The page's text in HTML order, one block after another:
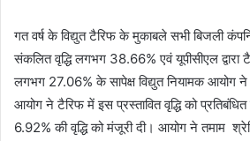
m
a
गत वर्ष के विद्युत टैरिफ के मुकाबले सभी बिजली
संकलित वृद्धि लगभग 38.66% एवं यूपीसीएल द्वारा
लगभग 27.06% के सापेक्ष विद्युत नियामक आयोग ने
आयोग ने टैरिफ में इस प्रस्तावित वृद्धि को
6.92% की वृद्धि को मंजूरी दी। आयोग ने तमाम